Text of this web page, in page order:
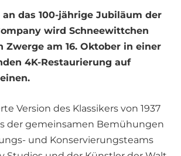
das 100-jährige Jubiläum der
wird Schneewittchen
Zwerge am 16. Oktober in einer
4K-Restaurierung auf
Version des Klassikers von 1937
der gemeinsamen Bemühungen
und Konservierungsteams